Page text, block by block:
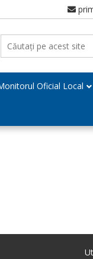
Oficial Local